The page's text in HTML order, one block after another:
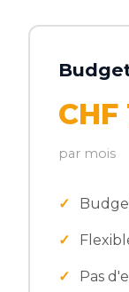
CHF
par mois
Pas